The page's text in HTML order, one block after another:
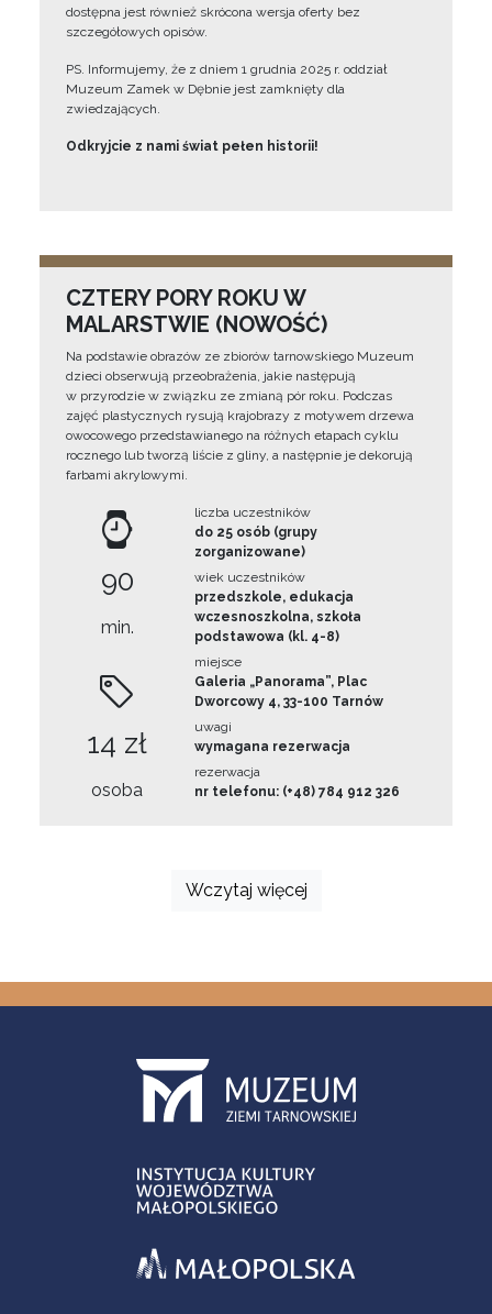
dostępna jest również skrócona wersja oferty bez
szczegółowych opisów.
PS. Informujemy, że z dniem 1 grudnia 2025 r. oddział
Muzeum Zamek w Dębnie jest zamknięty dla
zwiedzających.
Odkryjcie z nami świat pełen historii!
CZTERY PORY ROKU W
MALARSTWIE (NOWOŚĆ)
Na podstawie obrazów ze zbiorów tarnowskiego Muzeum
dzieci obserwują przeobrażenia, jakie następują
w przyrodzie w związku ze zmianą pór roku. Podczas
zajęć plastycznych rysują krajobrazy z motywem drzewa
owocowego przedstawianego na różnych etapach cyklu
rocznego lub tworzą liście z gliny, a następnie je dekorują
farbami akrylowymi.
90
min.
14 zł
osoba
liczba uczestników
do 25 osób (grupy
zorganizowane)
wiek uczestników
przedszkole, edukacja
wczesnoszkolna, szkoła
podstawowa (kl. 4-8)
miejsce
Galeria „Panorama”, Plac
Dworcowy 4, 33-100 Tarnów
uwagi
wymagana rezerwacja
rezerwacja
nr telefonu: (+48) 784 912 326
Wczytaj więcej